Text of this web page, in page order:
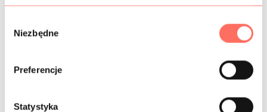
Niezbędne
Preferencje
Statystyka
już od 10 cm, co każde 10 cm.